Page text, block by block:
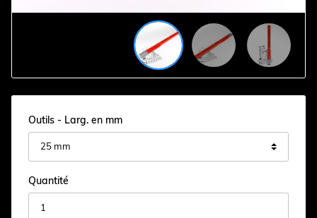
Outils - Larg. en mm
Quantité